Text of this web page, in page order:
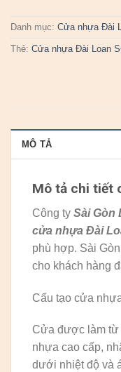
Danh mục: Cửa nhựa Đài
Thẻ: Cửa nhựa Đài Loan
MÔ TẢ
Mô tả chi tiết
Công ty Sài Gòn
cửa nhựa Đài
phù hợp. Sài
cho khách hàng
Cấu tạo cửa
Cửa được làm từ
nhựa cao cấp,
dưới nhiệt độ và